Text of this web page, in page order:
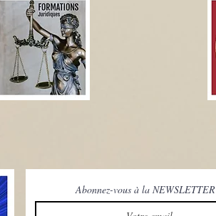
Abonnez-vous à la NEWSLETTER